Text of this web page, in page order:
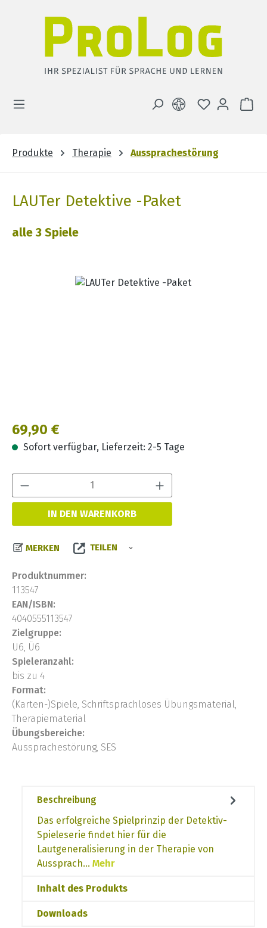
DU HAST 0
Produkte Therapie Aussprachestörung
LAUTer Detektive -Paket
alle 3 Spiele
Bildergalerie überspringen
Regulärer Preis:
69,90 €
Sofort verfügbar, Lieferzeit: 2-5 Tage
IN DEN WARENKORB
MERKEN TEILEN
Produktnummer:
113547
EAN/ISBN:
4040555113547
Zielgruppe:
U6, Ü6
Spieleranzahl:
bis zu 4
Format:
(Karten-)Spiele, Schriftsprachloses Übungsmaterial,
Therapiematerial
Übungsbereiche:
Aussprachestörung, SES
Beschreibung
Das erfolgreiche Spielprinzip der Detektiv-
Spieleserie findet hier für die
Lautgeneralisierung in der Therapie von
Aussprach… Mehr
Inhalt des Produkts
Downloads